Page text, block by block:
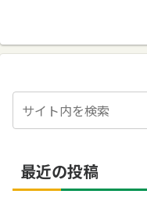
最近の投稿